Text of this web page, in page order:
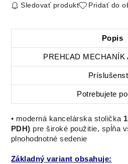
Sledovať produkt Pridať do
Popis
PREHĽAD MECHANÍK
Potrebujete
• moderná kancelárska stolička
PDH) pre široké použitie, spĺňa
plnohodnotné sedenie
Základný variant obsahuje: